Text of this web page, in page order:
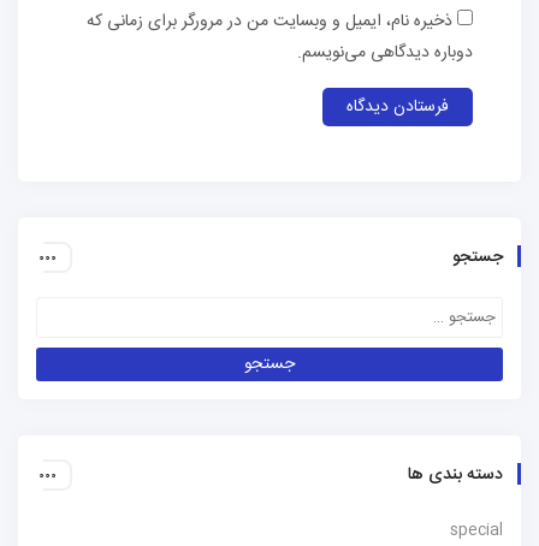
ذخیره نام، ایمیل و وبسایت من در مرورگر برای زمانی که
دوباره دیدگاهی می‌نویسم.
جستجو
دسته بندی ها
special